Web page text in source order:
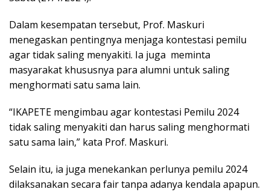
Dalam kesempatan tersebut, Prof. Maskuri
menegaskan pentingnya menjaga kontestasi pemilu
agar tidak saling menyakiti. Ia juga meminta
masyarakat khususnya para alumni untuk saling
menghormati satu sama lain.
“IKAPETE mengimbau agar kontestasi Pemilu 2024
tidak saling menyakiti dan harus saling menghormati
satu sama lain,” kata Prof. Maskuri.
Selain itu, ia juga menekankan perlunya pemilu 2024
dilaksanakan secara fair tanpa adanya kendala apapun.